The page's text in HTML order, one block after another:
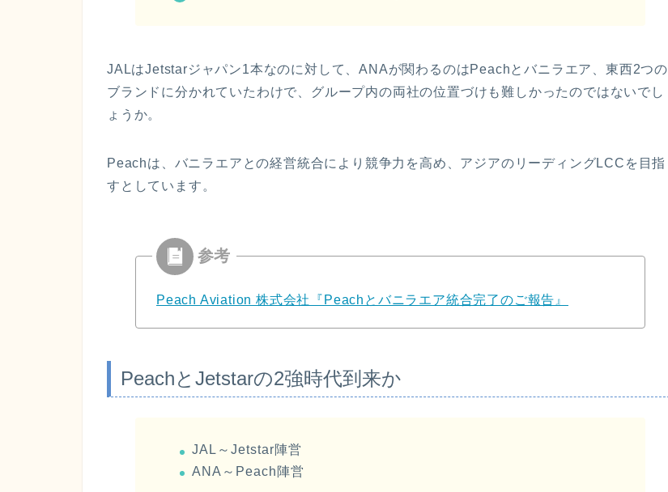
JALはJetstarジャパン1本なのに対して、ANAが関わるのはPeachとバニラエア、東西2つの
ブランドに分かれていたわけで、グループ内の両社の位置づけも難しかったのではないでし
ょうか。
Peachは、バニラエアとの経営統合により競争力を高め、アジアのリーディングLCCを目指
すとしています。
Peach Aviation 株式会社『Peachとバニラエア統合完了のご報告』
PeachとJetstarの2強時代到来か
JAL～Jetstar陣営
ANA～Peach陣営